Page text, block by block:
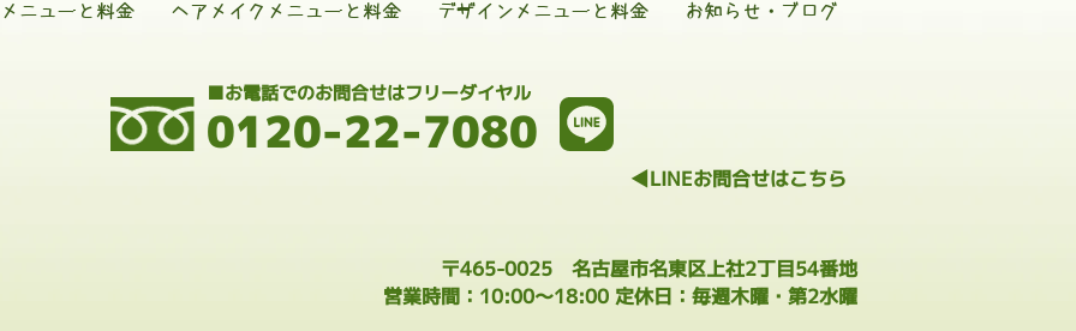
ニューと料金 ヘアメイクメニューと料金 デザインメニューと料金 お知らせ・ブログ
0120-22-7080
■お電話でのお問合せはフリーダイヤル
◀LINEお問合せはこちら
〒465-0025 名古屋市名東区上社2丁目54番地
営業時間：10:00～18:00 定休日：毎週木曜・第2水曜